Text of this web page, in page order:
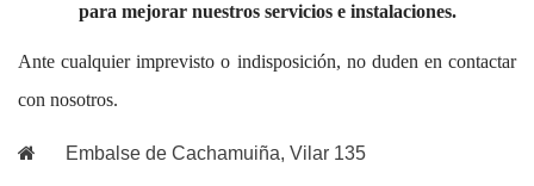
para mejorar nuestros servicios e instalaciones.
Ante cualquier imprevisto o indisposición, no duden en contactar
con nosotros.
Embalse de Cachamuiña, Vilar 135